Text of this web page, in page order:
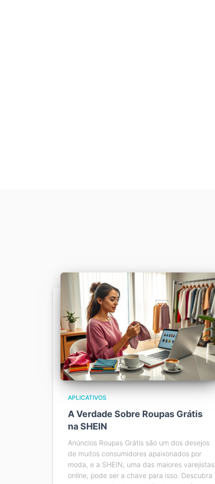
APLICATIVOS
A Verdade Sobre Roupas Grátis
na SHEIN
Anúncios Roupas Grátis são um dos desejos
de muitos consumidores apaixonados por
moda, e a SHEIN, uma das maiores varejistas
online, pode ser a chave para isso. Descubra